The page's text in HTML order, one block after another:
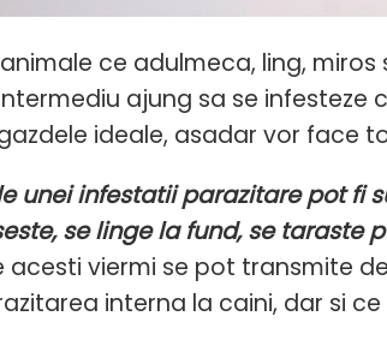
ce adulmeca, ling,
ajung sa se infesteze
ideale, asadar vor face
unei infestatii parazitare pot fi
se linge la fund, se taraste
acesti viermi se pot transmite
interna la caini, dar si